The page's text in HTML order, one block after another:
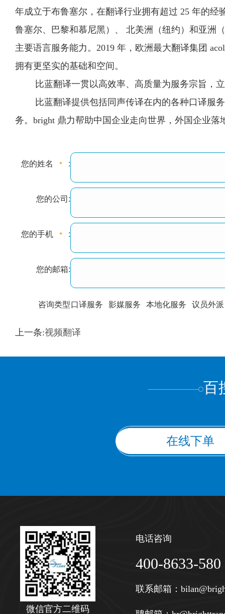
年成立于布鲁塞尔，在翻译行业拥有超过 25 年的
鲁塞尔、巴黎和慕尼黑）、 北美洲（纽约）和亚洲
主要语言服务能力。2019 年，欧洲最大翻译集团
拥有更坚实的基础和空间。
比蓝翻译一贯以高效率、高质量为服务宗旨，立
比蓝翻译提供包括同声传译在内的各种口译服务
务。bright 鼎力帮助中国企业走向世界，外国企业落
您的姓名 :
您的公司:
您的手机 :
您的邮箱:
咨询类型口译服务 影媒服务 本地化服务 议员外派
训翻译
上一条:视频翻译
百
在线下单
微信官方二维码
电话咨询
400-8633-580
联系邮箱：